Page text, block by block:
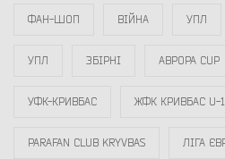
ФАН-ШОП ВІЙНА УПЛ
УПЛ ЗБІРНІ АВРОРА CUP
УФК-КРИВБАС ЖФК КРИВБАС U-
PARAFAN CLUB KRYVBAS ЛІГА